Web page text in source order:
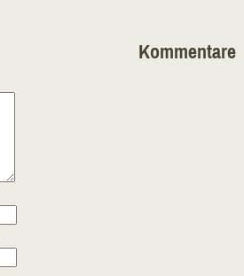
Kommentare